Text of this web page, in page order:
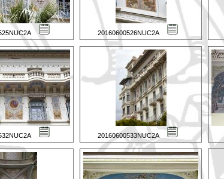
20160600526NUC2A
20160600533NUC2A